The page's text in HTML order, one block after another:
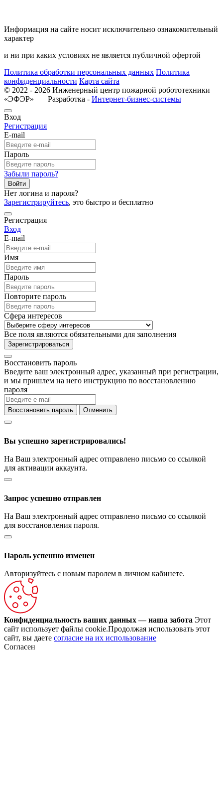
Информация на сайте носит исключительно ознакомительный
характер
и ни при каких условиях не является публичной офертой
Политика обработки персональных данных Политика
конфиденциальности Карта сайта
© 2022 - 2026 Инженерный центр пожарной робототехники
«ЭФЭР» Разработка - Интернет-бизнес-системы
Вход
Регистрация
E-mail
Пароль
Забыли пароль?
Войти
Нет логина и пароля?
Зарегистрируйтесь, это быстро и бесплатно
Регистрация
Вход
E-mail
Имя
Пароль
Повторите пароль
Сфера интересов
Все поля являются обязательными для заполнения
Зарегистрироваться
Восстановить пароль
Введите ваш электронный адрес, указанный при регистрации,
и мы пришлем на него инструкцию по восстановлению
пароля
Восстановить пароль Отменить
Вы успешно зарегистрировались!
На Ваш электронный адрес отправлено письмо со ссылкой
для активации аккаунта.
Запрос успешно отправлен
На Ваш электронный адрес отправлено письмо со ссылкой
для восстановления пароля.
Пароль успешно изменен
Авторизуйтесь с новым паролем в личном кабинете.
Конфиденциальность ваших данных — наша забота Этот
сайт использует файлы cookie.Продолжая использовать этот
сайт, вы даете согласие на их использование
Согласен